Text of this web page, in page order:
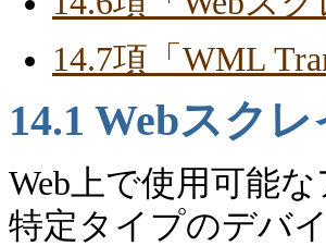
14.7項「WML
14.1 Webスク
Web上で使用可能
特定タイプのデバ